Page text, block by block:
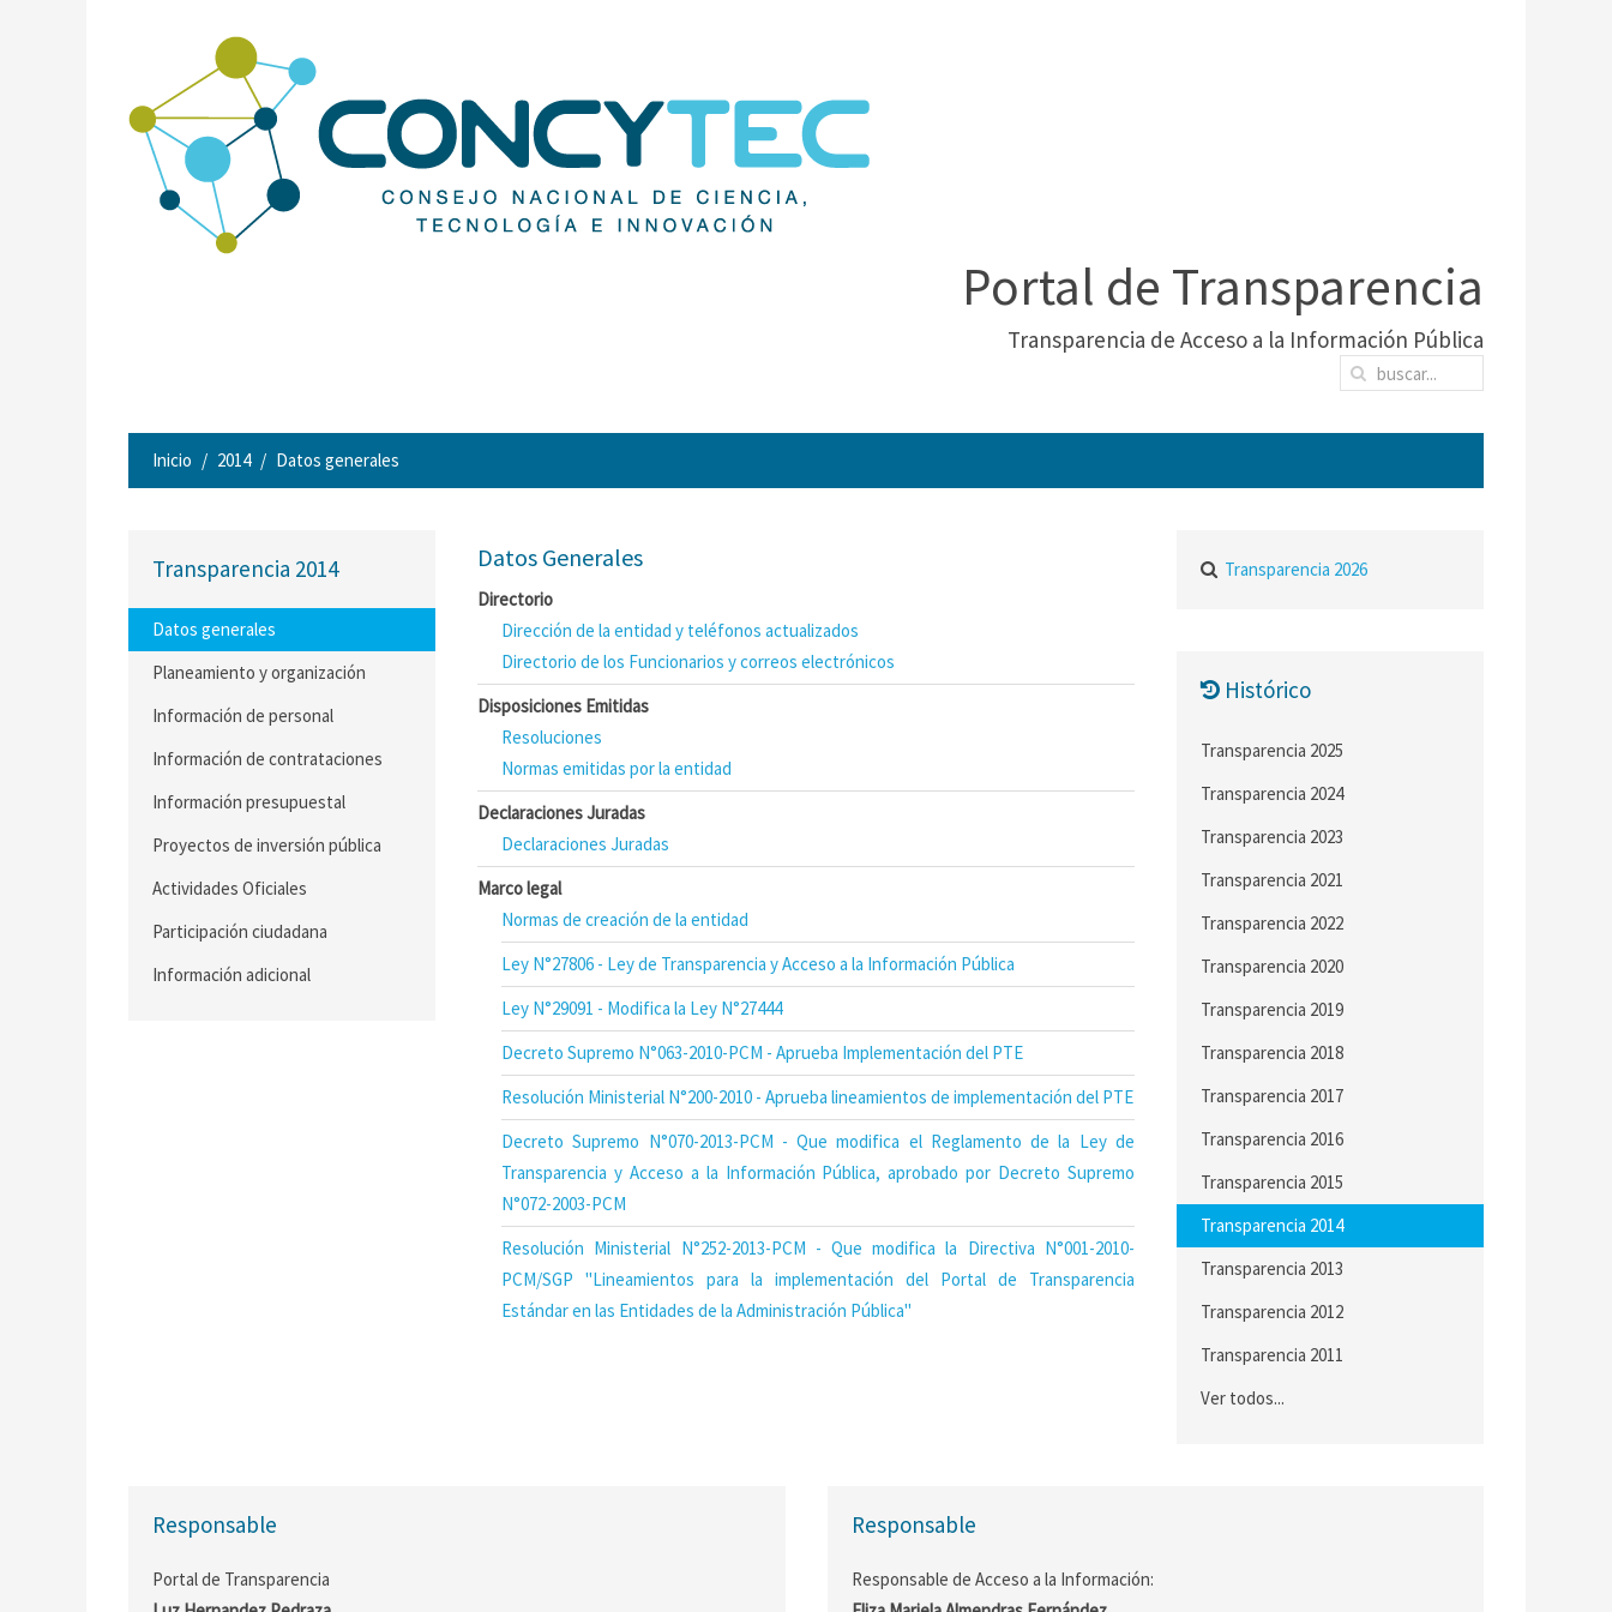
Portal de Transparencia
Transparencia de Acceso a la Información Pública
Inicio 2014 Datos generales
Datos Generales
Directorio
Dirección de la entidad y teléfonos actualizados
Directorio de los Funcionarios y correos electrónicos
Disposiciones Emitidas
Resoluciones
Normas emitidas por la entidad
Declaraciones Juradas
Declaraciones Juradas
Marco legal
Normas de creación de la entidad
Ley N°27806 - Ley de Transparencia y Acceso a la Información Pública
Ley N°29091 - Modifica la Ley N°27444
Decreto Supremo N°063-2010-PCM - Aprueba Implementación del PTE
Resolución Ministerial N°200-2010 - Aprueba lineamientos de implementación del PTE
Decreto Supremo N°070-2013-PCM - Que modifica el Reglamento de la Ley de
Transparencia y Acceso a la Información Pública, aprobado por Decreto Supremo
N°072-2003-PCM
Resolución Ministerial N°252-2013-PCM - Que modifica la Directiva N°001-2010-
PCM/SGP "Lineamientos para la implementación del Portal de Transparencia
Estándar en las Entidades de la Administración Pública"
Transparencia 2014
Datos generales
Planeamiento y organización
Información de personal
Información de contrataciones
Información presupuestal
Proyectos de inversión pública
Actividades Oficiales
Participación ciudadana
Información adicional
Transparencia 2026
Histórico
Transparencia 2025
Transparencia 2024
Transparencia 2023
Transparencia 2021
Transparencia 2022
Transparencia 2020
Transparencia 2019
Transparencia 2018
Transparencia 2017
Transparencia 2016
Transparencia 2015
Transparencia 2014
Transparencia 2013
Transparencia 2012
Transparencia 2011
Ver todos...
Responsable
Portal de Transparencia
Responsable
Responsable de Acceso a la Información: